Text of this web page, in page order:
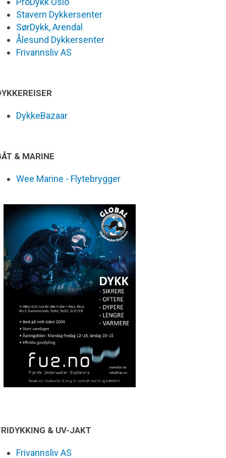
Stavern Dykkersenter
SørDykk, Arendal
Ålesund Dykkersenter
Frivannsliv AS
DykkeBazaar
& MARINE
Wee Marine - Flytebrygger
& UV-JAKT
Frivannsliv AS